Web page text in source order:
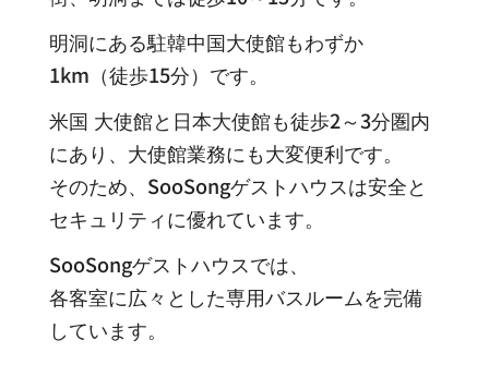
明洞にある駐韓中国大使館もわずか
1km（徒歩15分）です。
米国 大使館と日本大使館も徒歩2～3分圏内
にあり、大使館業務にも大変便利です。
そのため、SooSongゲストハウスは安全と
セキュリティに優れています。
SooSongゲストハウスでは、
各客室に広々とした専用バスルームを完備
しています。